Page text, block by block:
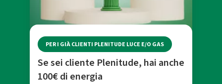
PER I GIÀ CLIENTI PLENITUDE LUCE E/O GAS
Se sei cliente Plenitude, hai anche
100€ di energia